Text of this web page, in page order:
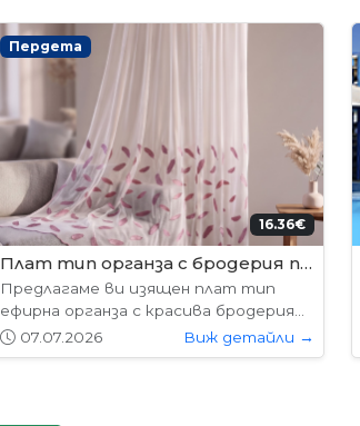
Интериорни врати
178.95€ (350лв.)
VP-01 Hepo
Вратите се предлагат в следните
размери: 87х204см. 77х204см...
01.05.2026
Виж детайли →